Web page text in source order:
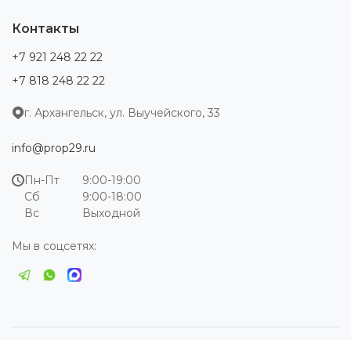
Контакты
+7 921 248 22 22
+7 818 248 22 22
г. Архангельск, ул. Выучейского, 33
info@prop29.ru
Пн-Пт
9:00-19:00
Сб
9:00-18:00
Вс
Выходной
Мы в соцсетях: